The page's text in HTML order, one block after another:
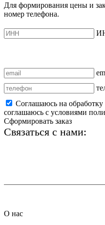
Для формирования цены и
номер телефона.
Соглашаюсь на
соглашаюсь с условиями
Сформировать заказ
Связаться с нами:
О нас